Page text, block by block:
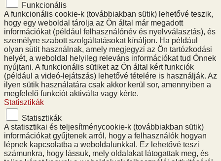
Funkcionális
A funkcionális cookie-k (továbbiakban sütik) lehetővé teszik,
hogy egy weboldal tárolja az Ön által már megadott
információkat (például felhasználónév és nyelvválasztás), és
személyre szabott szolgáltatásokat kínáljon. Ha például
olyan sütit használnak, amely megjegyzi az Ön tartózkodási
helyét, a weboldal helyileg releváns információkat tud Önnek
nyújtani. A funkcionális sütiket az Ön által kért funkciók
(például a videó-lejátszás) lehetővé tételére is használják. Az
ilyen sütik használatára csak akkor kerül sor, amennyiben a
megfelelő funkciót aktiválta vagy kérte.
Statisztikák
Statisztikák
A statisztikai és teljesítménycookie-k (továbbiakban sütik)
információkat gyűjtenek arról, hogy a felhasználók hogyan
lépnek kapcsolatba a weboldalunkkal. Ez lehetővé teszi
számunkra, hogy lássuk, mely oldalakat látogattak meg, és